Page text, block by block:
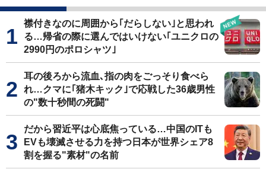
襟付きなのに周囲から｢だらしない｣と思われ
る…帰省の際に選んではいけない｢ユニクロの
2990円のポロシャツ｣
耳の後ろから流血､指の肉をごっそり食べら
れ…クマに｢猪木キック｣で応戦した36歳男性
の"数十秒間の死闘"
だから習近平は心底焦っている…中国のITも
EVも壊滅させる力を持つ日本が世界シェア8
割を握る"素材"の名前